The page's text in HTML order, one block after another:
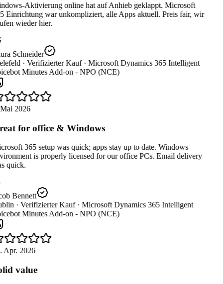
Aktivierung online hat auf Anhieb geklappt. Microsoft
Einrichtung war unkompliziert, alle Apps aktuell. Preis fair, wir
wieder hier.
Schneider
· Verifizierter Kauf · Microsoft Dynamics 365 Intelligent
Minutes Add-on - NPO (NCE)
2026
for office & Windows
365 setup was quick; apps stay up to date. Windows
is properly licensed for our office PCs. Email delivery
quick.
Bennett
· Verifizierter Kauf · Microsoft Dynamics 365 Intelligent
Minutes Add-on - NPO (NCE)
Apr. 2026
value